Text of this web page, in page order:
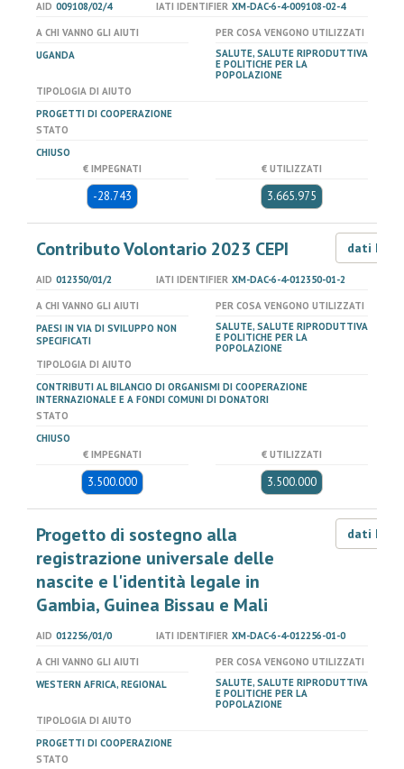
AID 009108/02/4 IATI IDENTIFIER XM-DAC-6-4-009108-02-4
A CHI VANNO GLI AIUTI
UGANDA
PER COSA VENGONO UTILIZZATI
SALUTE, SALUTE RIPRODUTTIVA
E POLITICHE PER LA
POPOLAZIONE
TIPOLOGIA DI AIUTO
PROGETTI DI COOPERAZIONE
STATO
CHIUSO
€ IMPEGNATI
-28.743
€ UTILIZZATI
3.665.975
Contributo Volontario 2023 CEPI dati LOD
AID 012350/01/2 IATI IDENTIFIER XM-DAC-6-4-012350-01-2
A CHI VANNO GLI AIUTI
PAESI IN VIA DI SVILUPPO NON
SPECIFICATI
PER COSA VENGONO UTILIZZATI
SALUTE, SALUTE RIPRODUTTIVA
E POLITICHE PER LA
POPOLAZIONE
TIPOLOGIA DI AIUTO
CONTRIBUTI AL BILANCIO DI ORGANISMI DI COOPERAZIONE
INTERNAZIONALE E A FONDI COMUNI DI DONATORI
STATO
CHIUSO
€ IMPEGNATI
3.500.000
€ UTILIZZATI
3.500.000
Progetto di sostegno alla
registrazione universale delle
nascite e l'identità legale in
Gambia, Guinea Bissau e Mali
dati LOD
AID 012256/01/0 IATI IDENTIFIER XM-DAC-6-4-012256-01-0
A CHI VANNO GLI AIUTI
WESTERN AFRICA, REGIONAL
PER COSA VENGONO UTILIZZATI
SALUTE, SALUTE RIPRODUTTIVA
E POLITICHE PER LA
POPOLAZIONE
TIPOLOGIA DI AIUTO
PROGETTI DI COOPERAZIONE
STATO